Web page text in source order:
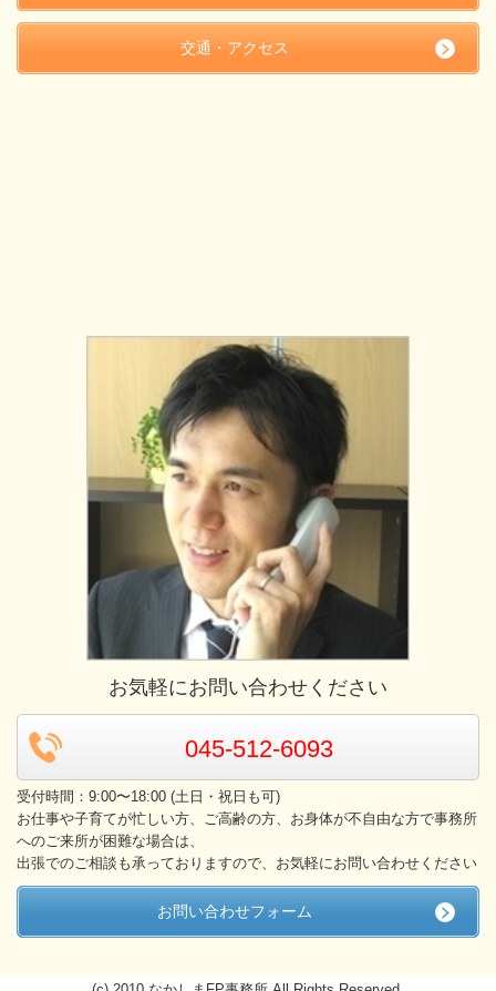
交通・アクセス
お気軽にお問い合わせください
045-512-6093
受付時間：9:00〜18:00 (土日・祝日も可)
お仕事や子育てが忙しい方、ご高齢の方、お身体が不自由な方で事務所
へのご来所が困難な場合は、
出張でのご相談も承っておりますので、お気軽にお問い合わせください
お問い合わせフォーム